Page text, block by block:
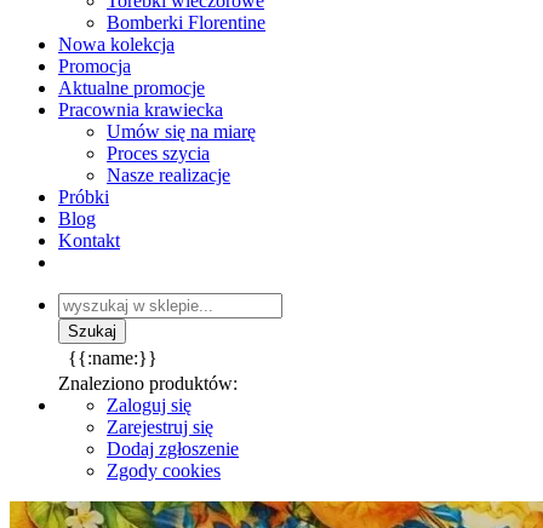
Bomberki Florentine
Nowa kolekcja
Promocja
Aktualne promocje
Pracownia krawiecka
Umów się na miarę
Proces szycia
Nasze realizacje
Próbki
Blog
Kontakt
{{:name:}}
Znaleziono produktów:
Zaloguj się
Zarejestruj się
Dodaj zgłoszenie
Zgody cookies